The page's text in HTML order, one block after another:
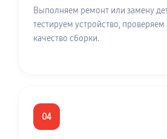
Выполняем ремонт или замену
тестируем устройство,
качество сборки.
04